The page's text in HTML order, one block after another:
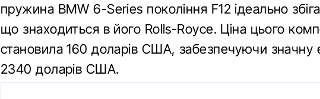
пружина BMW 6-Series покоління F12 ідеально
що знаходиться в його Rolls-Royce. Ціна цього
становила 160 доларів США, забезпечуючи значну
2340 доларів США.